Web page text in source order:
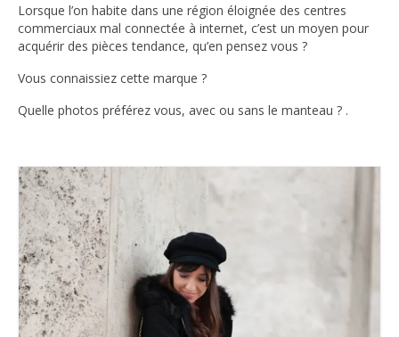
Lorsque l’on habite dans une région éloignée des centres
commerciaux mal connectée à internet, c’est un moyen pour
acquérir des pièces tendance, qu’en pensez vous ?
Vous connaissiez cette marque ?
Quelle photos préférez vous, avec ou sans le manteau ? .